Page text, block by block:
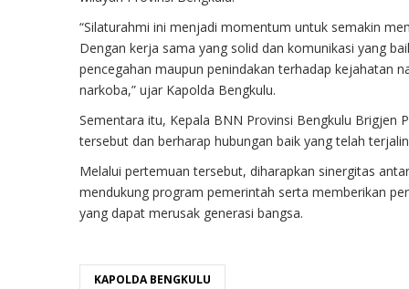
“Silaturahmi ini menjadi momentum untuk semakin
Dengan kerja sama yang solid dan komunikasi yang
pencegahan maupun penindakan terhadap kejahatan
narkoba,” ujar Kapolda Bengkulu.
Sementara itu, Kepala BNN Provinsi Bengkulu Brigjen
tersebut dan berharap hubungan baik yang telah
Melalui pertemuan tersebut, diharapkan sinergitas
mendukung program pemerintah serta memberikan
yang dapat merusak generasi bangsa.
KAPOLDA BENGKULU